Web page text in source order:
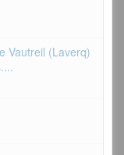
Vautreil (Laverq)